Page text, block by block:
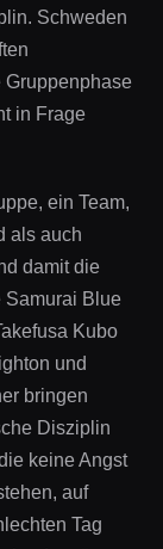
Schweden
in Frage
ein Team,
als auch
damit die
Samurai Blue
Kubo
und
bringen
Disziplin
keine Angst
auf
Tag